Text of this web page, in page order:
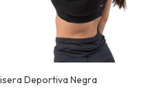
Deportiva Negra